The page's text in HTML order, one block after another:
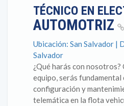
TÉCNICO EN
AUTOMOTRIZ
Ubicación: San Salvador |
Salvador
¿Qué harás con
equipo, serás
configuración y
telemática en la flota